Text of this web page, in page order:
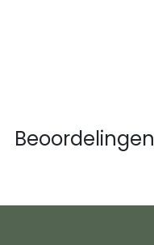
Beoordelingen